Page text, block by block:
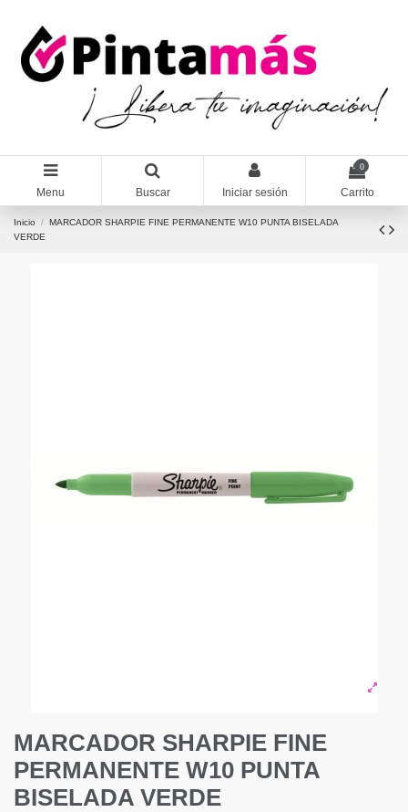
Menu Buscar Iniciar sesión
0
Carrito
Inicio
MARCADOR SHARPIE FINE PERMANENTE W10 PUNTA BISELADA
VERDE
MARCADOR SHARPIE FINE
PERMANENTE W10 PUNTA
BISELADA VERDE